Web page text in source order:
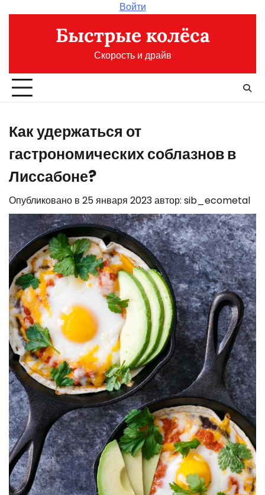
содержимому
Войти
Быстрые колёса
Скорость и драйв
Как удержаться от
гастрономических соблазнов в
Лиссабоне?
Опубликовано в 25 января 2023автор: sib_ecometal